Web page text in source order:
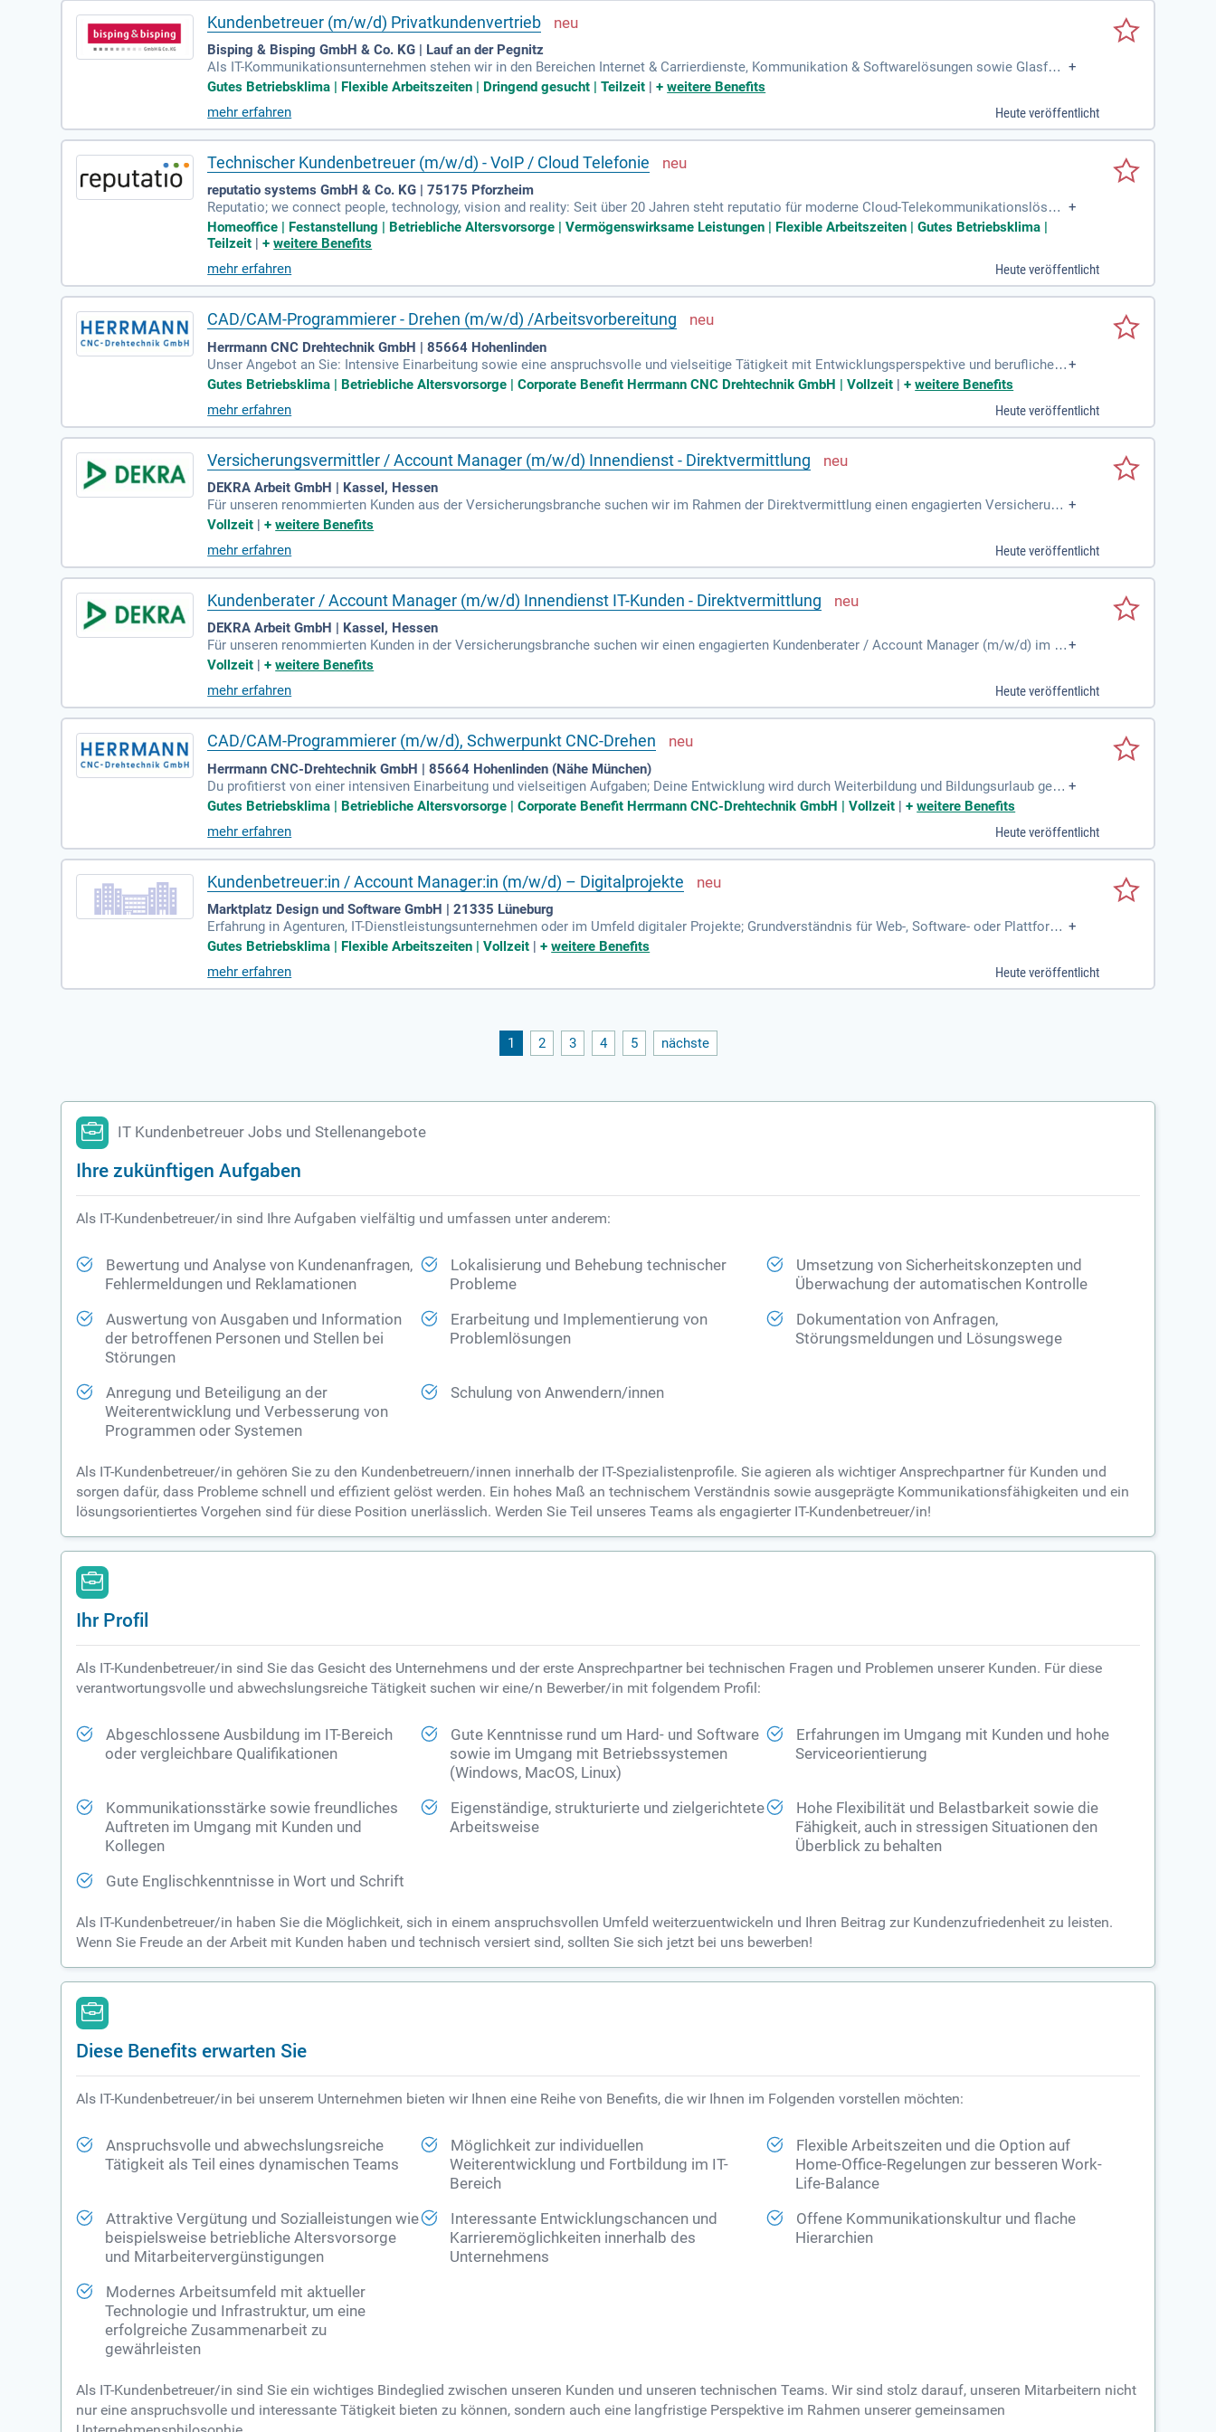
Kundenbetreuer (m/w/d) Privatkundenvertrieb
Bisping & Bisping GmbH & Co. KG | Lauf an der Pegnitz
Als IT-Kommunikationsunternehmen stehen wir in den Bereichen Internet & Carrierdienste, Kommunikation & Softwarelösungen sowie Glasfas
er & Breitbandausbau für flexible Herangehensweisen und individuelle Lösungen.
+
Gutes Betriebsklima | Flexible Arbeitszeiten | Dringend gesucht | Teilzeit |+weitere Benefits
mehr erfahren
Heute veröffentlicht
Technischer Kundenbetreuer (m/w/d) - VoIP / Cloud Telefonie
reputatio systems GmbH & Co. KG | 75175 Pforzheim
Reputatio; we connect people, technology, vision and reality: Seit über 20 Jahren steht reputatio für moderne Cloud-Telekommunikationslösun
gen, IT-Infrastruktur und strategische Beratung auf Augenhöhe.
+
Homeoffice | Festanstellung | Betriebliche Altersvorsorge | Vermögenswirksame Leistungen | Flexible Arbeitszeiten | Gutes Betriebsklima |
Teilzeit |+weitere Benefits
mehr erfahren
Heute veröffentlicht
CAD/CAM-Programmierer - Drehen (m/w/d) /Arbeitsvorbereitung
Herrmann CNC Drehtechnik GmbH | 85664 Hohenlinden
Unser Angebot an Sie: Intensive Einarbeitung sowie eine anspruchsvolle und vielseitige Tätigkeit mit Entwicklungsperspektive und beruflichen
Weiterbildungen; Leistungsstarke Software "ESPRIT" in einer modernen IT-Umgebung mit "Office 365"; Familiäres
+
Gutes Betriebsklima | Betriebliche Altersvorsorge | Corporate Benefit Herrmann CNC Drehtechnik GmbH | Vollzeit |+weitere Benefits
mehr erfahren
Heute veröffentlicht
Versicherungsvermittler / Account Manager (m/w/d) Innendienst - Direktvermittlung
DEKRA Arbeit GmbH | Kassel, Hessen
Für unseren renommierten Kunden aus der Versicherungsbranche suchen wir im Rahmen der Direktvermittlung einen engagierten Versicherung
svermittler / Account Manager (m/w/d) Innendienst am Standort Kassel.
+
Vollzeit |+weitere Benefits
mehr erfahren
Heute veröffentlicht
Kundenberater / Account Manager (m/w/d) Innendienst IT-Kunden - Direktvermittlung
DEKRA Arbeit GmbH | Kassel, Hessen
Für unseren renommierten Kunden in der Versicherungsbranche suchen wir einen engagierten Kundenberater / Account Manager (m/w/d) im In
nendienst mit Fokus auf IT-Kunden in Kassel. Die DEKRA Arbeit GmbH gehört zu den Top 10 Personaldienstleistern Deutschlands und expandie
olle betreuen Sie gewerbliche und industrielle Kunden aus dem IT- und Hightech-Bereich. Zudem unterstützen Sie Risk Consultants und Kunden
betreuer bei komplexen Versicherungsmandaten. Nutzen Sie die Chance, Teil eines dynamischen Teams zu werden und Ihre Karriere voranzutre
+
Vollzeit |+weitere Benefits
mehr erfahren
Heute veröffentlicht
CAD/CAM-Programmierer (m/w/d), Schwerpunkt CNC-Drehen
Herrmann CNC-Drehtechnik GmbH | 85664 Hohenlinden (Nähe München)
Du profitierst von einer intensiven Einarbeitung und vielseitigen Aufgaben; Deine Entwicklung wird durch Weiterbildung und Bildungsurlaub gefö
rdert; Moderne IT-Umgebung, inklusive ESPRIT und Office 365, unterstützt dich; Ein familiäres Betriebsklima und
+
Gutes Betriebsklima | Betriebliche Altersvorsorge | Corporate Benefit Herrmann CNC-Drehtechnik GmbH | Vollzeit |+weitere Benefits
mehr erfahren
Heute veröffentlicht
Kundenbetreuer:in / Account Manager:in (m/w/d) – Digitalprojekte
Marktplatz Design und Software GmbH | 21335 Lüneburg
Erfahrung in Agenturen, IT-Dienstleistungsunternehmen oder im Umfeld digitaler Projekte; Grundverständnis für Web-, Software- oder Plattform
projekte (keine Programmierkenntnisse erforderlich); Technisches Verständnis: 'API', 'Frontend/Backend' oder 'CMS
+
Gutes Betriebsklima | Flexible Arbeitszeiten | Vollzeit |+weitere Benefits
mehr erfahren
Heute veröffentlicht
1 2 3 4 5 nächste
IT Kundenbetreuer Jobs und Stellenangebote
Ihre zukünftigen Aufgaben
Als IT-Kundenbetreuer/in sind Ihre Aufgaben vielfältig und umfassen unter anderem:
Bewertung und Analyse von Kundenanfragen,
Fehlermeldungen und Reklamationen
Lokalisierung und Behebung technischer
Probleme
Umsetzung von Sicherheitskonzepten und
Überwachung der automatischen Kontrolle
Auswertung von Ausgaben und Information
der betroffenen Personen und Stellen bei
Störungen
Erarbeitung und Implementierung von
Problemlösungen
Dokumentation von Anfragen,
Störungsmeldungen und Lösungswege
Anregung und Beteiligung an der
Weiterentwicklung und Verbesserung von
Programmen oder Systemen
Schulung von Anwendern/innen
Als IT-Kundenbetreuer/in gehören Sie zu den Kundenbetreuern/innen innerhalb der IT-Spezialistenprofile. Sie agieren als wichtiger Ansprechpartner für Kunden und
sorgen dafür, dass Probleme schnell und effizient gelöst werden. Ein hohes Maß an technischem Verständnis sowie ausgeprägte Kommunikationsfähigkeiten und ein
lösungsorientiertes Vorgehen sind für diese Position unerlässlich. Werden Sie Teil unseres Teams als engagierter IT-Kundenbetreuer/in!
Ihr Profil
Als IT-Kundenbetreuer/in sind Sie das Gesicht des Unternehmens und der erste Ansprechpartner bei technischen Fragen und Problemen unserer Kunden. Für diese
verantwortungsvolle und abwechslungsreiche Tätigkeit suchen wir eine/n Bewerber/in mit folgendem Profil:
Abgeschlossene Ausbildung im IT-Bereich
oder vergleichbare Qualifikationen
Gute Kenntnisse rund um Hard- und Software
sowie im Umgang mit Betriebssystemen
(Windows, MacOS, Linux)
Erfahrungen im Umgang mit Kunden und hohe
Serviceorientierung
Kommunikationsstärke sowie freundliches
Auftreten im Umgang mit Kunden und
Kollegen
Eigenständige, strukturierte und zielgerichtete
Arbeitsweise
Hohe Flexibilität und Belastbarkeit sowie die
Fähigkeit, auch in stressigen Situationen den
Überblick zu behalten
Gute Englischkenntnisse in Wort und Schrift
Als IT-Kundenbetreuer/in haben Sie die Möglichkeit, sich in einem anspruchsvollen Umfeld weiterzuentwickeln und Ihren Beitrag zur Kundenzufriedenheit zu leisten.
Wenn Sie Freude an der Arbeit mit Kunden haben und technisch versiert sind, sollten Sie sich jetzt bei uns bewerben!
Diese Benefits erwarten Sie
Als IT-Kundenbetreuer/in bei unserem Unternehmen bieten wir Ihnen eine Reihe von Benefits, die wir Ihnen im Folgenden vorstellen möchten:
Anspruchsvolle und abwechslungsreiche
Tätigkeit als Teil eines dynamischen Teams
Möglichkeit zur individuellen
Weiterentwicklung und Fortbildung im IT-
Bereich
Flexible Arbeitszeiten und die Option auf
Home-Office-Regelungen zur besseren Work-
Life-Balance
Attraktive Vergütung und Sozialleistungen wie
beispielsweise betriebliche Altersvorsorge
und Mitarbeitervergünstigungen
Interessante Entwicklungschancen und
Karrieremöglichkeiten innerhalb des
Unternehmens
Offene Kommunikationskultur und flache
Hierarchien
Modernes Arbeitsumfeld mit aktueller
Technologie und Infrastruktur, um eine
erfolgreiche Zusammenarbeit zu
gewährleisten
Als IT-Kundenbetreuer/in sind Sie ein wichtiges Bindeglied zwischen unseren Kunden und unseren technischen Teams. Wir sind stolz darauf, unseren Mitarbeitern nicht
nur eine anspruchsvolle und interessante Tätigkeit bieten zu können, sondern auch eine langfristige Perspektive im Rahmen unserer gemeinsamen